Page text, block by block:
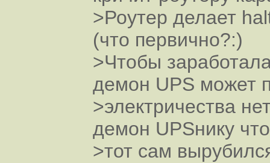
>Роутер делает
(что первично?:)
>Чтобы
демон UPS может
>электричества
демон UPSнику
>тот сам